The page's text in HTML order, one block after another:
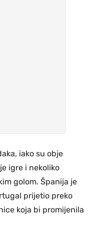
iako su obje
igre i nekoliko
golom. Španija je
prijetio preko
koja bi promijenila